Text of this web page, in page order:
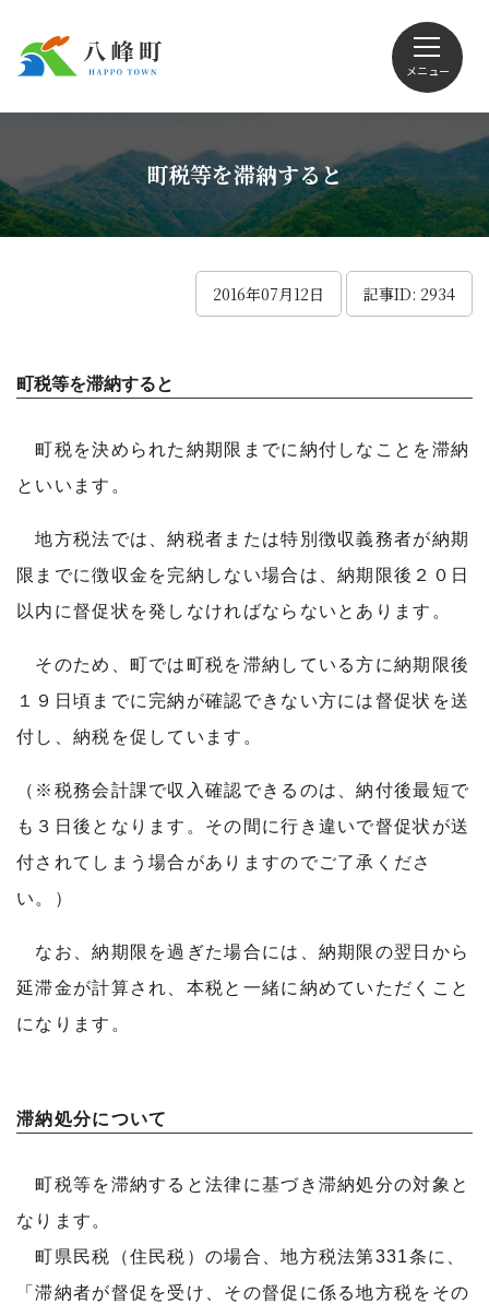
メニュー
Foreign language
くらしの情報
観光
移住・定住
行政情報
町税等を滞納すると
2016年07月12日 記事ID: 2934
町税等を滞納すると
町税を決められた納期限までに納付しなことを滞納
といいます。
地方税法では、納税者または特別徴収義務者が納期
限までに徴収金を完納しない場合は、納期限後２０日
以内に督促状を発しなければならないとあります。
そのため、町では町税を滞納している方に納期限後
１９日頃までに完納が確認できない方には督促状を送
付し、納税を促しています。
（※税務会計課で収入確認できるのは、納付後最短で
も３日後となります。その間に行き違いで督促状が送
付されてしまう場合がありますのでご了承くださ
い。）
なお、納期限を過ぎた場合には、納期限の翌日から
延滞金が計算され、本税と一緒に納めていただくこと
になります。
滞納処分について
町税等を滞納すると法律に基づき滞納処分の対象と
なります。
町県民税（住民税）の場合、地方税法第331条に、
「滞納者が督促を受け、その督促に係る地方税をその